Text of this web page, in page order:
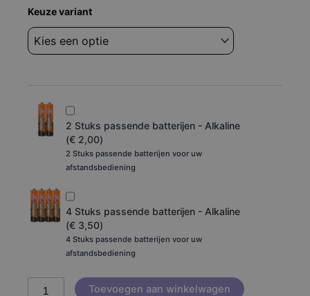
Keuze variant
2 Stuks passende batterijen - Alkaline
(€ 2,00)
2 Stuks passende batterijen voor uw
afstandsbediening
4 Stuks passende batterijen - Alkaline
(€ 3,50)
4 Stuks passende batterijen voor uw
afstandsbediening
Afstandsbediening
Klarstein
Metrobreeze
aantal
Toevoegen aan winkelwagen